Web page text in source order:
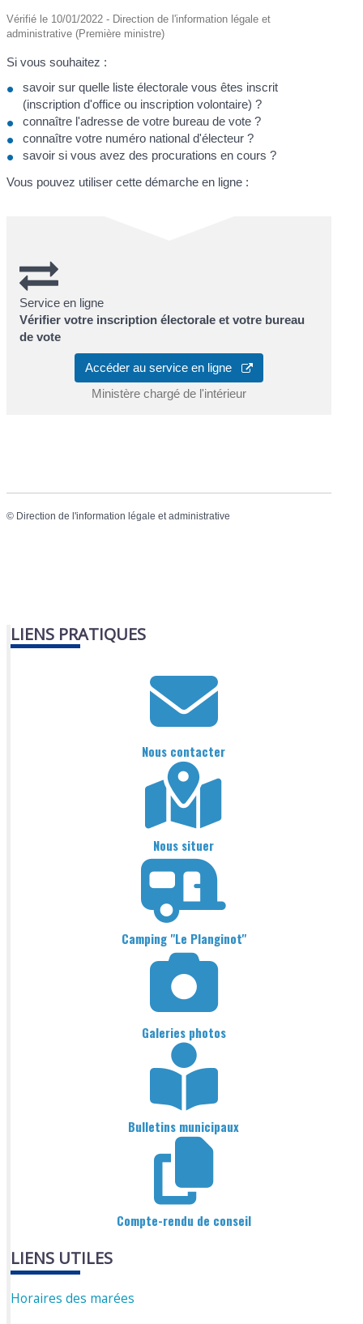
Vérifié le 10/01/2022 - Direction de l'information légale et
administrative (Première ministre)
Si vous souhaitez :
savoir sur quelle liste électorale vous êtes inscrit
(inscription d'office ou inscription volontaire) ?
connaître l'adresse de votre bureau de vote ?
connaître votre numéro national d'électeur ?
savoir si vous avez des procurations en cours ?
Vous pouvez utiliser cette démarche en ligne :
Service en ligne
Vérifier votre inscription électorale et votre bureau
de vote
Accéder au service en ligne
Ministère chargé de l'intérieur
© Direction de l'information légale et administrative
LIENS PRATIQUES
Nous contacter
Nous situer
Camping "Le Planginot"
Galeries photos
Bulletins municipaux
Compte-rendu de conseil
LIENS UTILES
Horaires des marées